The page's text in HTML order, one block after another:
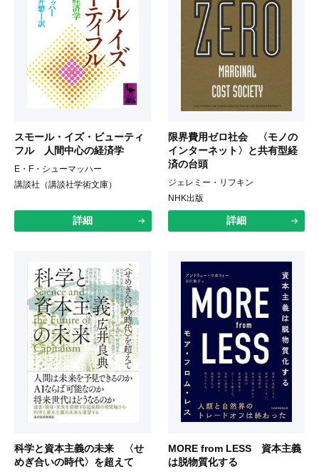
スモール・イズ・ビューティ
フル 人間中心の経済学
E・F・シューマッハー
講談社（講談社学術文庫）
詳細
限界費用ゼロ社会 〈モノの
インターネット〉と共有型経
済の台頭
ジェレミー・リフキン
NHK出版
詳細
科学と資本主義の未来 〈せ
めぎ合いの時代〉を超えて
MORE from LESS 資本主義
は脱物質化する